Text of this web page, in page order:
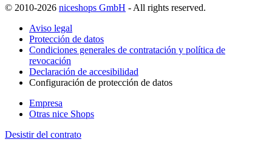
© 2010-2026 niceshops GmbH - All rights reserved.
Aviso legal
Protección de datos
Condiciones generales de contratación y política de
revocación
Declaración de accesibilidad
Configuración de protección de datos
Empresa
Otras nice Shops
Desistir del contrato